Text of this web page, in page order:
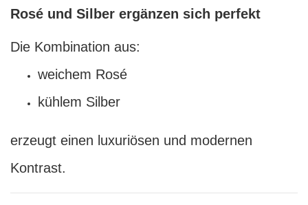
Rosé und Silber ergänzen sich perfekt
Die Kombination aus:
weichem Rosé
kühlem Silber
erzeugt einen luxuriösen und modernen
Kontrast.